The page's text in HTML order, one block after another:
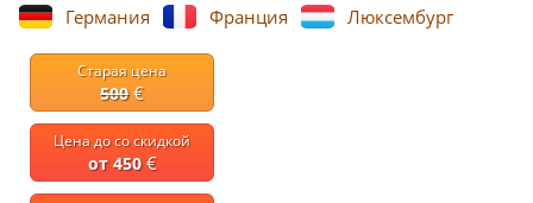
Германия Франция Люксембург
Старая цена
500€
Цена до со скидкой
от 450€